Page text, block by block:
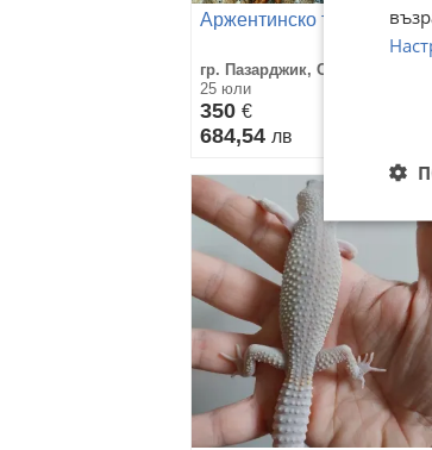
Аржентинско тегу
гр. Пазарджик, Ставропол
25 юли
350 €
684,54 лв